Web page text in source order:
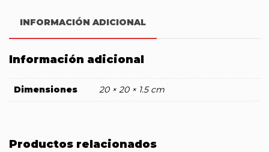
INFORMACIÓN ADICIONAL
Información adicional
Dimensiones 20 × 20 × 1.5 cm
Productos relacionados